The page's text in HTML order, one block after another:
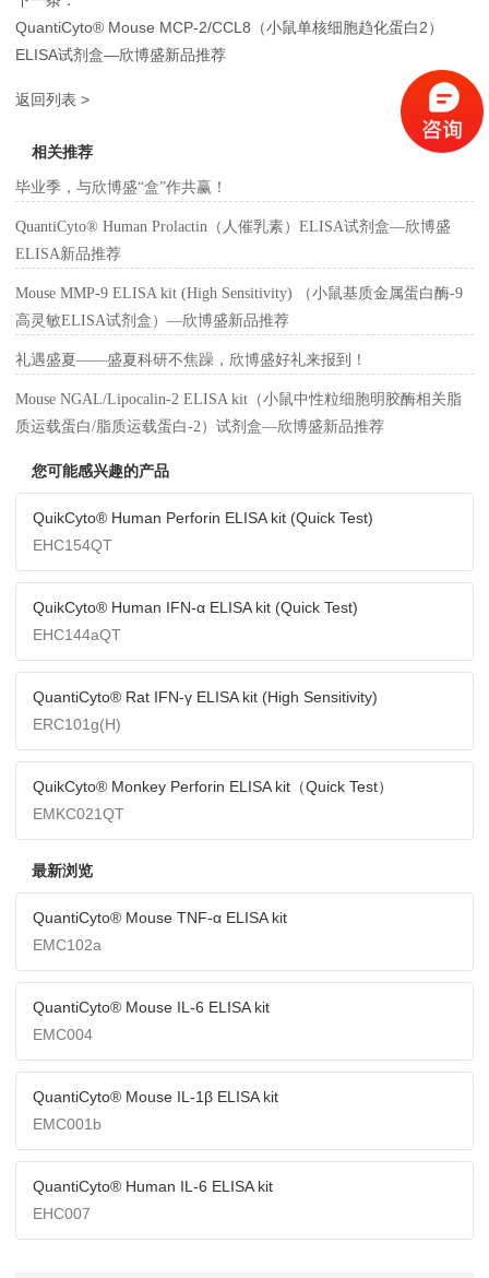
QuantiCyto® Mouse MCP-2/CCL8（小鼠单核细胞趋化蛋白2）
ELISA试剂盒—欣博盛新品推荐
返回列表 >
相关推荐
毕业季，与欣博盛“盒”作共赢！
QuantiCyto® Human Prolactin（人催乳素）ELISA试剂盒—欣博盛
ELISA新品推荐
Mouse MMP-9 ELISA kit (High Sensitivity) （小鼠基质金属蛋白酶-9
高灵敏ELISA试剂盒）—欣博盛新品推荐
礼遇盛夏——盛夏科研不焦躁，欣博盛好礼来报到！
Mouse NGAL/Lipocalin-2 ELISA kit（小鼠中性粒细胞明胶酶相关脂
质运载蛋白/脂质运载蛋白-2）试剂盒—欣博盛新品推荐
您可能感兴趣的产品
QuikCyto® Human Perforin ELISA kit (Quick Test)
EHC154QT
QuikCyto® Human IFN-α ELISA kit (Quick Test)
EHC144aQT
QuantiCyto® Rat IFN-γ ELISA kit (High Sensitivity)
ERC101g(H)
QuikCyto® Monkey Perforin ELISA kit（Quick Test）
EMKC021QT
最新浏览
QuantiCyto® Mouse TNF-α ELISA kit
EMC102a
QuantiCyto® Mouse IL-6 ELISA kit
EMC004
QuantiCyto® Mouse IL-1β ELISA kit
EMC001b
QuantiCyto® Human IL-6 ELISA kit
EHC007